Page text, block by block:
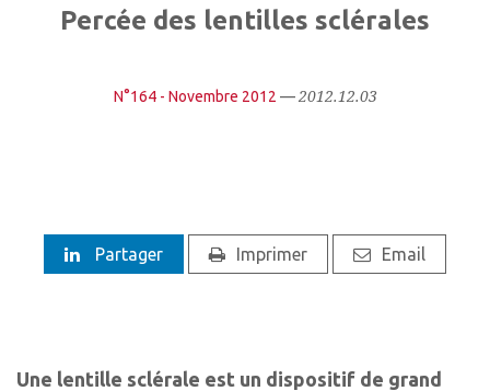
Percée des lentilles sclérales
N°164 - Novembre 2012 —2012.12.03
Partager Imprimer Email
Une lentille sclérale est un dispositif de grand